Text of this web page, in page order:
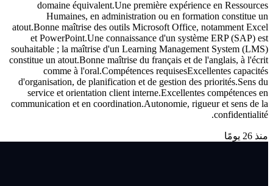
domaine équivalent.Une première expérience en Ressources
Humaines, en administration ou en formation constitue un
atout.Bonne maîtrise des outils Microsoft Office, notamment Excel
et PowerPoint.Une connaissance d'un système ERP (SAP) est
souhaitable ; la maîtrise d'un Learning Management System (LMS)
constitue un atout.Bonne maîtrise du français et de l'anglais, à l'écrit
comme à l'oral.Compétences requisesExcellentes capacités
d'organisation, de planification et de gestion des priorités.Sens du
service et orientation client interne.Excellentes compétences en
communication et en coordination.Autonomie, rigueur et sens de la
confidentialité.
منذ 26 يومًا